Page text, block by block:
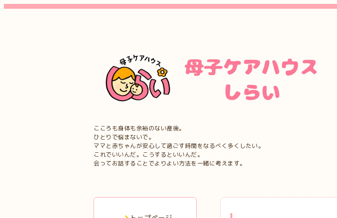
こころも身体も余裕のない産後。
ひとりで悩まないで。
ママと赤ちゃんが安心して過ごす時間をなるべく多くしたい。
これでいいんだ。こうするといいんだ。
会ってお話することでよりよい方法を一緒に考えます。